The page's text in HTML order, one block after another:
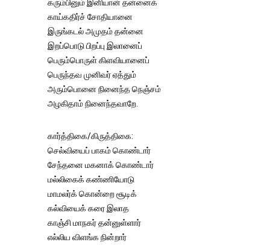
கரும்பினும் இனியான் தன்னைக்
காய்கதிர்ச் சோதியானை
இருங்கடல் அமுதம் தன்னை
இறப்பொடு பிறப்பு இலானைப்
பெரும்பொருள் கிளவியானைப்
பெருந்தவ முனிவர் ஏத்தும்
அரும்பொனை நினைந்த நெஞ்சம்
அழகிதாம் நினைந்தவாறே.
கார்த்திகை/கிருத்திகை:
செல்வியைப் பாகம் கொண்டார்
சேந்தனை மகனாக் கொண்டார்
மல்லிகைக் கண்ணியோடு
மாமலர்க் கொன்றை சூடிக்
கல்வியைக் கரை இலாத
காஞ்சி மாநகர் தன்னுள்ளார்
எல்லிய விளங்க நின்றார்